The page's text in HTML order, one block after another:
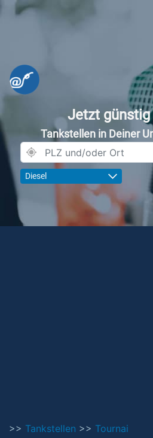
Jetzt günstig
Tankstellen in Deiner
Diesel
>> Tankstellen >> Tournai